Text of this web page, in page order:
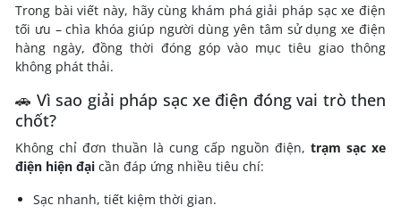
Trong bài viết này, hãy cùng khám phá giải pháp sạc xe điện
tối ưu – chìa khóa giúp người dùng yên tâm sử dụng xe điện
hàng ngày, đồng thời đóng góp vào mục tiêu giao thông
không phát thải.
🚗 Vì sao giải pháp sạc xe điện đóng vai trò then
chốt?
Không chỉ đơn thuần là cung cấp nguồn điện, trạm sạc xe
điện hiện đại cần đáp ứng nhiều tiêu chí:
Sạc nhanh, tiết kiệm thời gian.